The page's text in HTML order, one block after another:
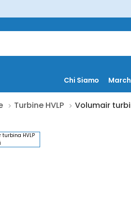
Chi Siamo
Turbine HVLP Volumair